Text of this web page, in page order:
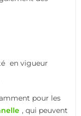
en vigueur
pour les
, qui peuvent